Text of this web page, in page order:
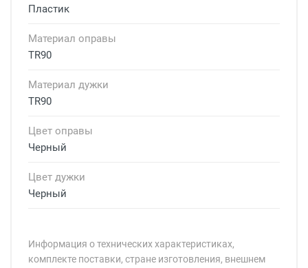
Пластик
Материал оправы
TR90
Материал дужки
TR90
Цвет оправы
Черный
Цвет дужки
Черный
Информация о технических характеристиках,
комплекте поставки, стране изготовления, внешнем